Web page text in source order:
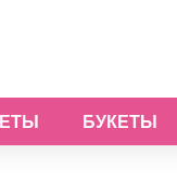
БУКЕТЫ